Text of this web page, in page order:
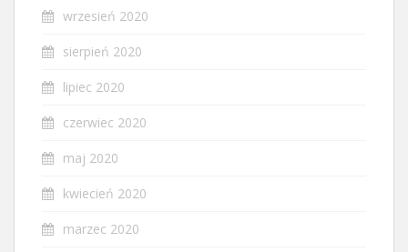
wrzesień 2020
sierpień 2020
lipiec 2020
czerwiec 2020
maj 2020
kwiecień 2020
marzec 2020